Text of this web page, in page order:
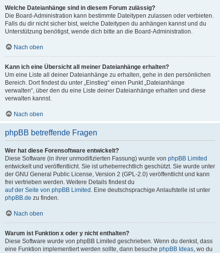
Welche Dateianhänge sind in diesem Forum zulässig?
Die Board-Administration kann bestimmte Dateitypen zulassen oder verbieten.
Falls du dir nicht sicher bist, welche Dateitypen du anhängen kannst und du
Unterstützung benötigst, wende dich bitte an die Board-Administration.
Nach oben
Kann ich eine Übersicht all meiner Dateianhänge erhalten?
Um eine Liste all deiner Dateianhänge zu erhalten, gehe in den persönlichen
Bereich. Dort findest du unter „Einstieg“ einen Punkt „Dateianhänge
verwalten“, über den du eine Liste deiner Dateianhänge erhalten und diese
verwalten kannst.
Nach oben
phpBB betreffende Fragen
Wer hat diese Forensoftware entwickelt?
Diese Software (in ihrer unmodifizierten Fassung) wurde von phpBB Limited
entwickelt und veröffentlicht. Sie ist urheberrechtlich geschützt. Sie wurde unter
der GNU General Public License, Version 2 (GPL-2.0) veröffentlicht und kann
frei vertrieben werden. Weitere Details findest du
auf der Seite von phpBB Limited . Eine deutschsprachige Anlaufstelle ist unter
phpBB.de zu finden.
Nach oben
Warum ist Funktion x oder y nicht enthalten?
Diese Software wurde von phpBB Limited geschrieben. Wenn du denkst, dass
eine Funktion implementiert werden sollte, dann besuche phpBB Ideas, wo du